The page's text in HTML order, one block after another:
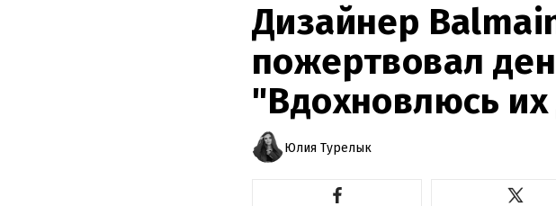
Дизайнер
пожертвовал
"Вдохновлюсь
Юлия Турелык